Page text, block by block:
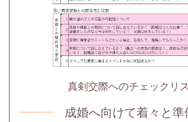
真剣交際へのチェックリ
成婚へ向けて着々と準